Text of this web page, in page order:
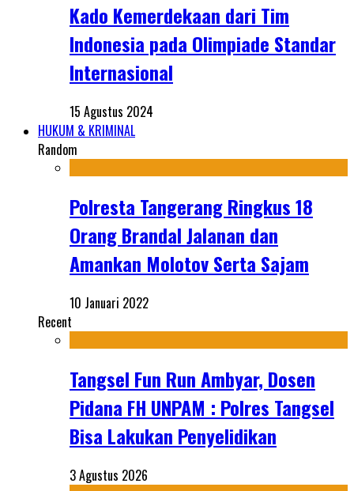
Kado Kemerdekaan dari Tim
Indonesia pada Olimpiade Standar
Internasional
15 Agustus 2024
HUKUM & KRIMINAL
Random
Polresta Tangerang Ringkus 18
Orang Brandal Jalanan dan
Amankan Molotov Serta Sajam
10 Januari 2022
Recent
Tangsel Fun Run Ambyar, Dosen
Pidana FH UNPAM : Polres Tangsel
Bisa Lakukan Penyelidikan
3 Agustus 2026